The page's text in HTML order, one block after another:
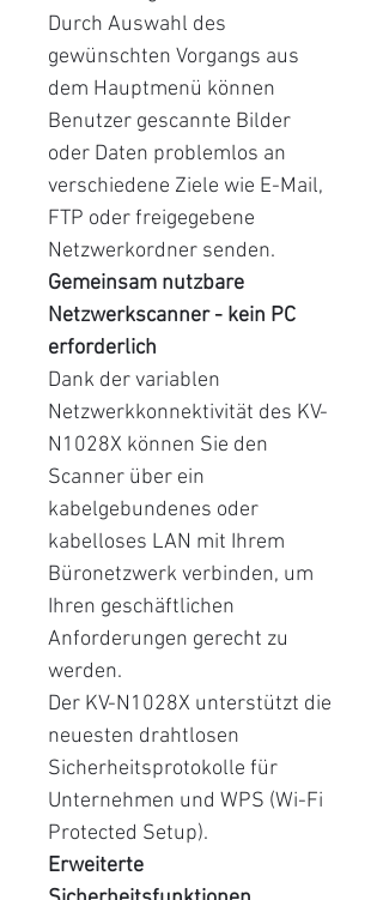
Durch Auswahl des
gewünschten Vorgangs aus
dem Hauptmenü können
Benutzer gescannte Bilder
oder Daten problemlos an
verschiedene Ziele wie E-Mail,
FTP oder freigegebene
Netzwerkordner senden.
Gemeinsam nutzbare
Netzwerkscanner - kein PC
erforderlich
Dank der variablen
Netzwerkkonnektivität des KV-
N1028X können Sie den
Scanner über ein
kabelgebundenes oder
kabelloses LAN mit Ihrem
Büronetzwerk verbinden, um
Ihren geschäftlichen
Anforderungen gerecht zu
werden.
Der KV-N1028X unterstützt die
neuesten drahtlosen
Sicherheitsprotokolle für
Unternehmen und WPS (Wi-Fi
Protected Setup).
Erweiterte